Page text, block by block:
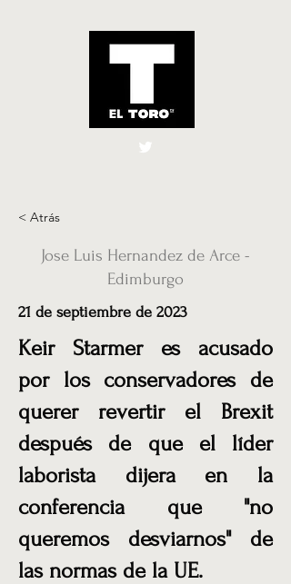
El Toro España
< Atrás
Jose Luis Hernandez de Arce -
Edimburgo
21 de septiembre de 2023
Keir Starmer es acusado
por los conservadores de
querer revertir el Brexit
después de que el líder
laborista dijera en la
conferencia que "no
queremos desviarnos" de
las normas de la UE.